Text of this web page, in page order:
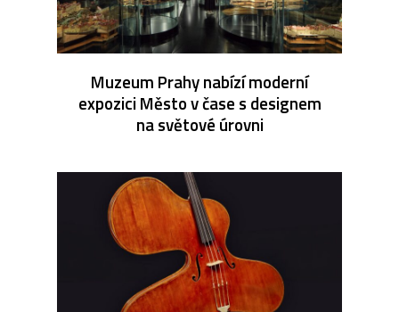
Muzeum Prahy nabízí moderní
expozici Město v čase s designem
na světové úrovni